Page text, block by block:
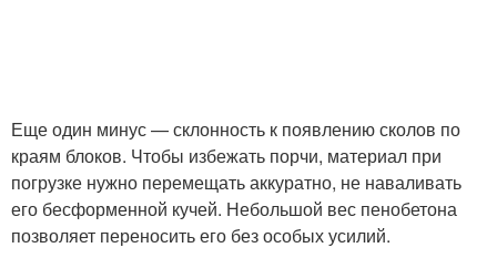
Еще один минус — склонность к появлению сколов по
краям блоков. Чтобы избежать порчи, материал при
погрузке нужно перемещать аккуратно, не наваливать
его бесформенной кучей. Небольшой вес пенобетона
позволяет переносить его без особых усилий.